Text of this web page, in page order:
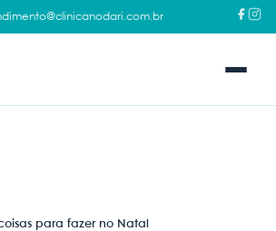
para fazer no Natal